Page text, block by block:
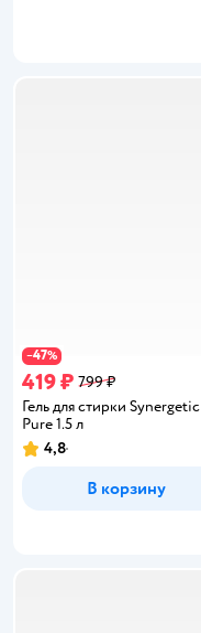
−47%
419 ₽ 799 ₽
Гель для стирки Synergetic
Pure 1.5 л
Рейтинг:
4,8
В корзину